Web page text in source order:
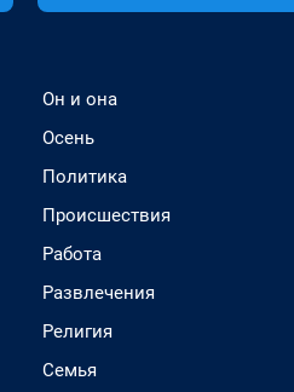
Он и она
Осень
Политика
Происшествия
Работа
Развлечения
Религия
Семья